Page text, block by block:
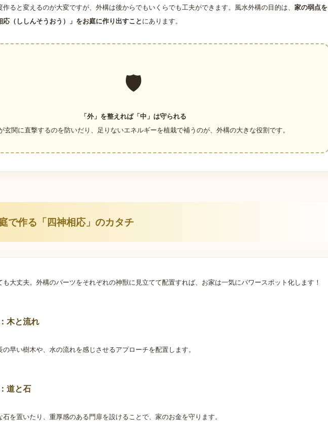
ると変えるのが大変ですが、外構は後からでもいくらでも工夫ができます。風水外構の目的は、 家の弱点を
（ししんそうおう）」をお庭に作り出すことにあります。
🛡️
「外」を整えれば「中」は守られる
玄関に直撃するのを防いだり、足りないエネルギーを植栽で補うのが、外構の大きな役割です。
で作る「四神相応」のカタチ
も大丈夫。外構のパーツをそれぞれの神獣に見立てて配置すれば、お家は一気にパワースポット化します！
木と流れ
早い樹木や、水の流れを感じさせるアプローチを配置します。
道と石
を置いたり、重厚感のある門扉を設けることで、家のお金を守ります。